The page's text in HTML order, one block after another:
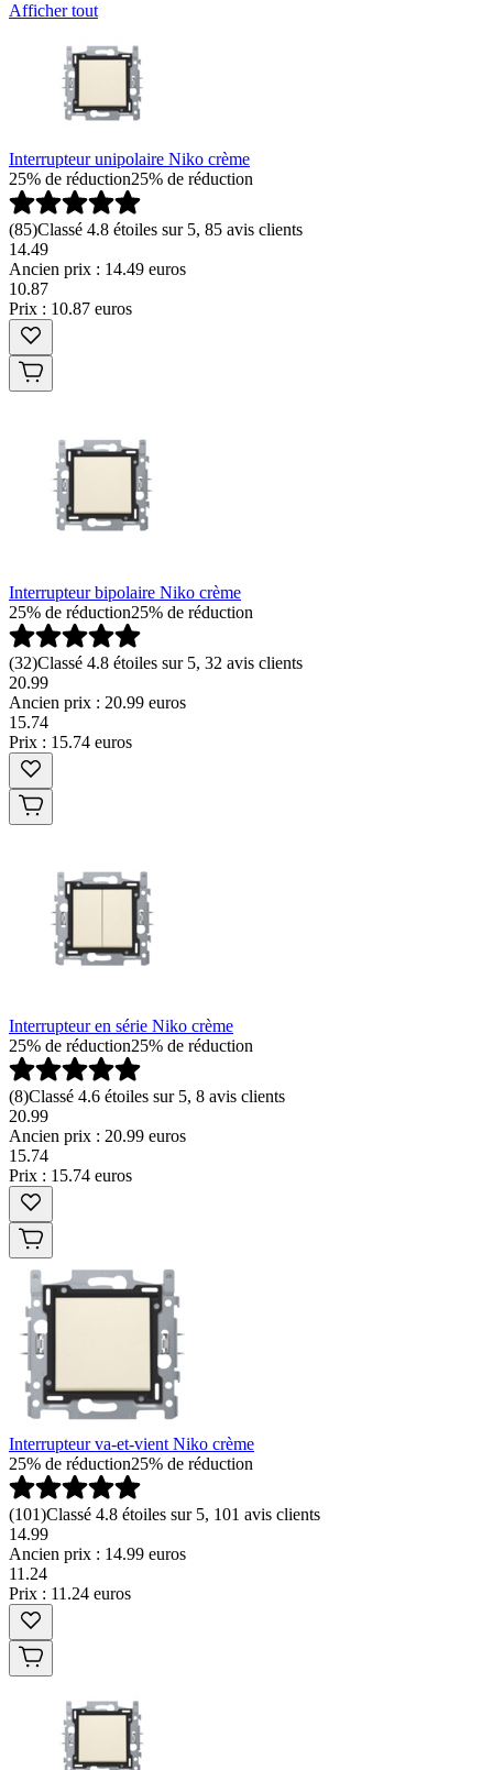
Afficher tout
Interrupteur unipolaire Niko crème
25% de réduction25% de réduction
(85)Classé 4.8 étoiles sur 5, 85 avis clients
14.49
Ancien prix : 14.49 euros
10.87
Prix : 10.87 euros
Interrupteur bipolaire Niko crème
25% de réduction25% de réduction
(32)Classé 4.8 étoiles sur 5, 32 avis clients
20.99
Ancien prix : 20.99 euros
15.74
Prix : 15.74 euros
Interrupteur en série Niko crème
25% de réduction25% de réduction
(8)Classé 4.6 étoiles sur 5, 8 avis clients
20.99
Ancien prix : 20.99 euros
15.74
Prix : 15.74 euros
Interrupteur va-et-vient Niko crème
25% de réduction25% de réduction
(101)Classé 4.8 étoiles sur 5, 101 avis clients
14.99
Ancien prix : 14.99 euros
11 .24
Prix : 11.24 euros